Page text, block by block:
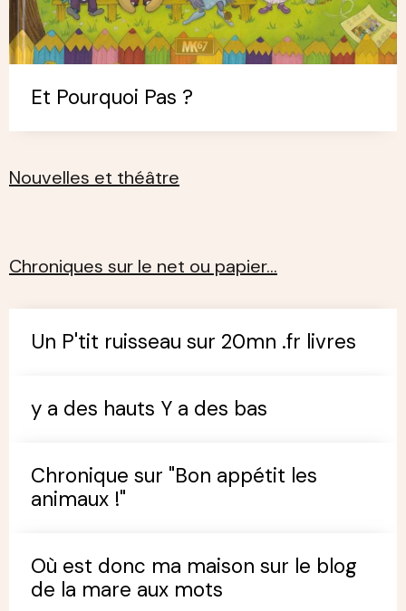
Et Pourquoi Pas ?
Nouvelles et théâtre
Chroniques sur le net ou papier…
Un P'tit ruisseau sur 20mn .fr livres
y a des hauts Y a des bas
Chronique sur "Bon appétit les
animaux !"
Où est donc ma maison sur le blog
de la mare aux mots